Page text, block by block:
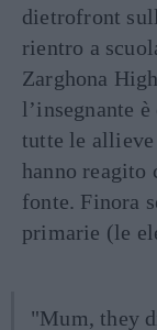
dietrofront
rientro a
Zarghona
l’insegnante
tutte le
hanno reagito
fonte. Finora
primarie (le
"Mum, they